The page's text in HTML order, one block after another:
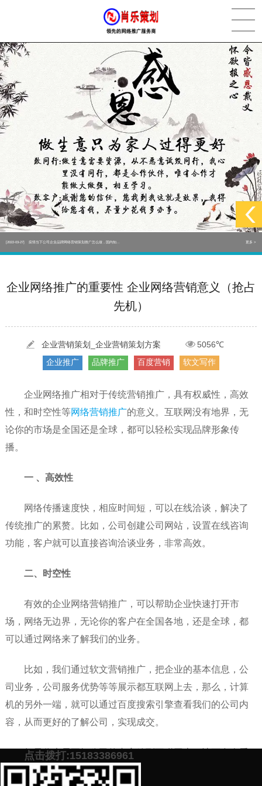
[2022-05-29] 实体门店如何做网络推广吸引客户，实体店网络营销技巧...
[2022-05-04] 污水处理设备厂家产品如何做网络推广（污水处理项目网... 更多 >
[2022-03-27] 疫情当下公司企业品牌网络营销策划推广怎么做，国内知... 更多 >
[2022-05-29] 实体门店如何做网络推广吸引客户，实体店网络营销技巧... 更多 >
污水处理设备厂家产品如何做网络推广（污水处理项目网...
企业网络推广的重要性 企业网络营销意义（抢占
先机）
企业营销策划_企业营销策划方案
5056℃
企业推广
品牌推广 百度营销 软文写作
企业网络推广相对于传统营销推广，具有权威性，高效
性，和时空性等网络营销推广的意义。互联网没有地界，无
论你的市场是全国还是全球，都可以轻松实现品牌形象传
播。
一 、高效性
网络传播速度快，相应时间短，可以在线洽谈，解决了
传统推广的累赘。比如，公司创建公司网站，设置在线咨询
功能，客户就可以直接咨询洽谈业务，非常高效。
二、时空性
有效的企业网络营销推广，可以帮助企业快速打开市
场，网络无边界，无论你的客户在全国各地，还是全球，都
可以通过网络来了解我们的业务。
比如，我们通过软文营销推广，把企业的基本信息，公
司业务，公司服务优势等等展示都互联网上去，那么，计算
机的另外一端，就可以通过百度搜索引擎查看我们的公司内
容，从而更好的了解公司，实现成交。
如果你也需要把公司的内容放到互联网上，让更多人看
到，不妨添加下方微信号，我们给您制定高效的企业我推广
点击拨打:15183386961